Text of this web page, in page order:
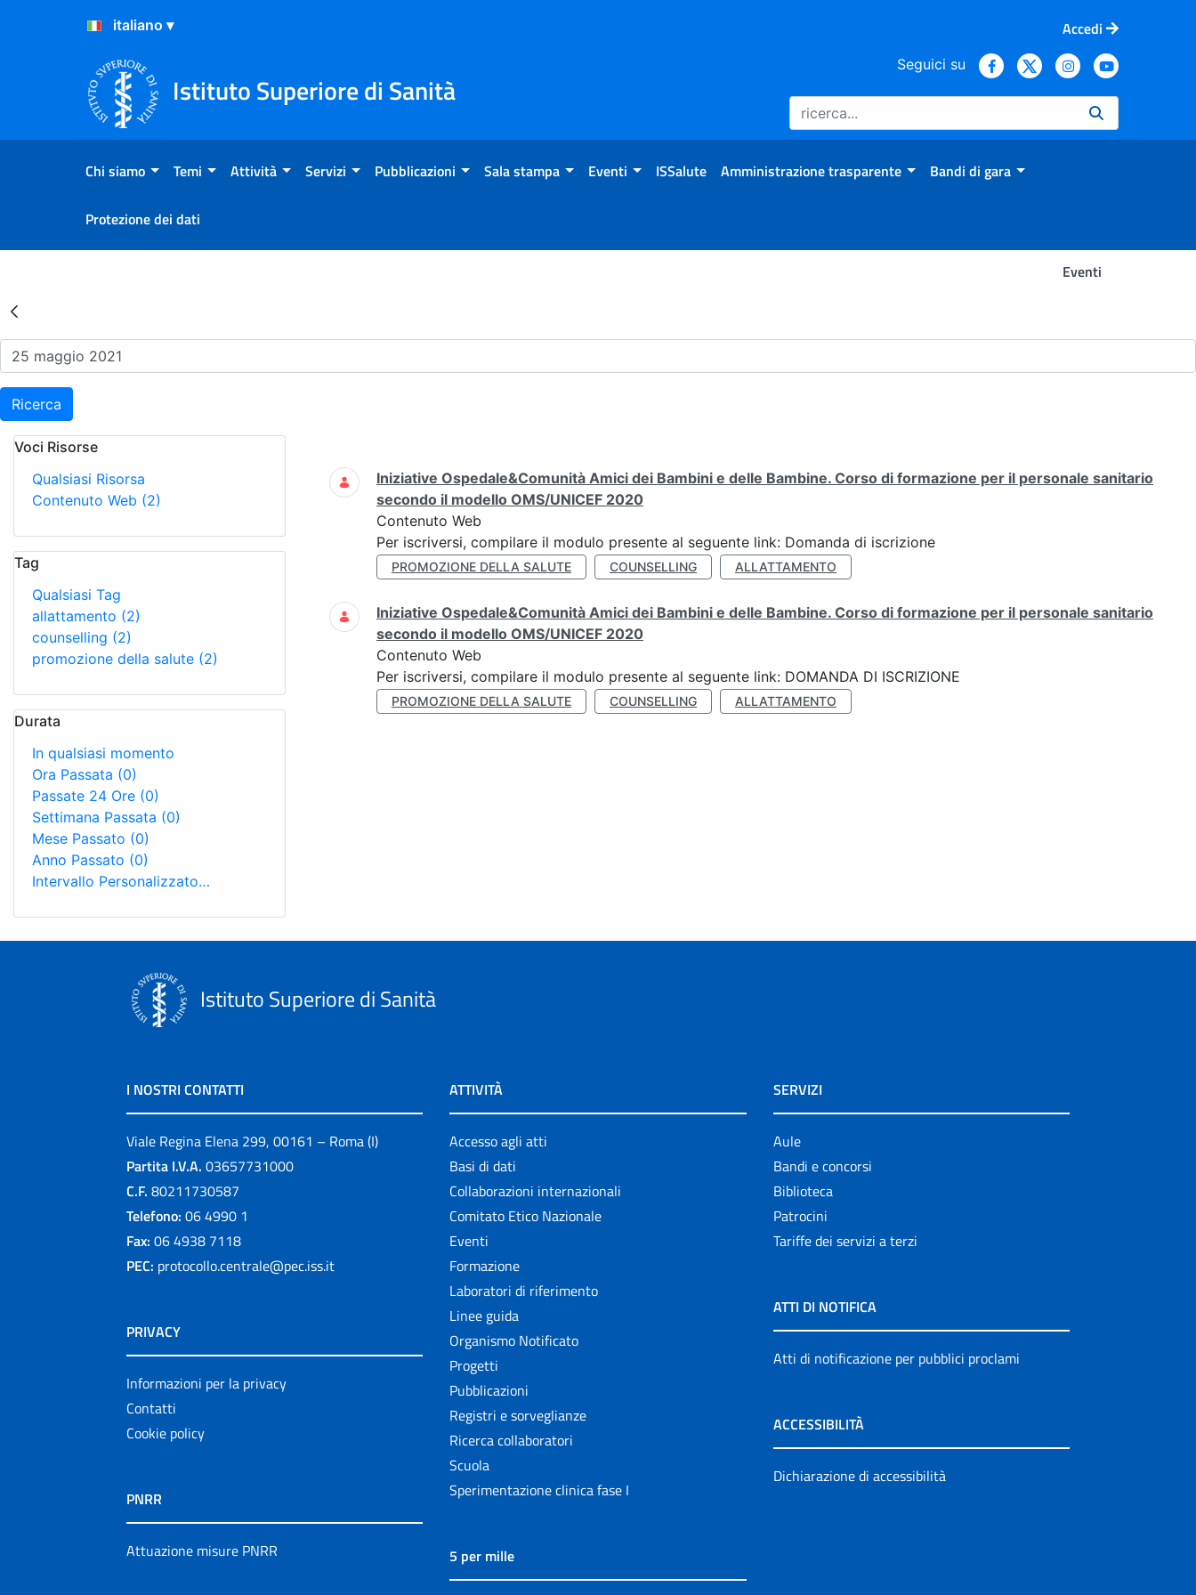
Salta al Contenuto
Salta al Footer
Accedi
Istituto Superiore di Sanità
Seguici su
Chi siamo Temi Attività Servizi Pubblicazioni Sala stampa Eventi ISSalute Amministrazione trasparente Bandi di gara
Protezione dei dati
Eventi
Risultati della Ricerca - Eventi
Ricerca
Voci Risorse
Qualsiasi Risorsa
Contenuto Web (2)
Tag
Qualsiasi Tag
allattamento (2)
counselling (2)
promozione della salute (2)
Durata
In qualsiasi momento
Ora Passata (0)
Passate 24 Ore (0)
Settimana Passata (0)
Mese Passato (0)
Anno Passato (0)
Intervallo Personalizzato…
Ricerca
Iniziative Ospedale&Comunità Amici dei Bambini e delle Bambine. Corso di formazione per il personale sanitario
secondo il modello OMS/UNICEF 2020
Contenuto Web
Per iscriversi, compilare il modulo presente al seguente link: Domanda di iscrizione
PROMOZIONE DELLA SALUTE COUNSELLING ALLATTAMENTO
Iniziative Ospedale&Comunità Amici dei Bambini e delle Bambine. Corso di formazione per il personale sanitario
secondo il modello OMS/UNICEF 2020
Contenuto Web
Per iscriversi, compilare il modulo presente al seguente link: DOMANDA DI ISCRIZIONE
PROMOZIONE DELLA SALUTE COUNSELLING ALLATTAMENTO
Istituto Superiore di Sanità
I NOSTRI CONTATTI
Viale Regina Elena 299, 00161 – Roma (I)
Partita I.V.A. 03657731000
C.F. 80211730587
Telefono: 06 4990 1
Fax: 06 4938 7118
PEC: protocollo.centrale@pec.iss.it
PRIVACY
Informazioni per la privacy
Contatti
Cookie policy
PNRR
Attuazione misure PNRR
ATTIVITÀ
Accesso agli atti
Basi di dati
Collaborazioni internazionali
Comitato Etico Nazionale
Eventi
Formazione
Laboratori di riferimento
Linee guida
Organismo Notificato
Progetti
Pubblicazioni
Registri e sorveglianze
Ricerca collaboratori
Scuola
Sperimentazione clinica fase I
5 per mille
SERVIZI
Aule
Bandi e concorsi
Biblioteca
Patrocini
Tariffe dei servizi a terzi
ATTI DI NOTIFICA
Atti di notificazione per pubblici proclami
ACCESSIBILITÀ
Dichiarazione di accessibilità